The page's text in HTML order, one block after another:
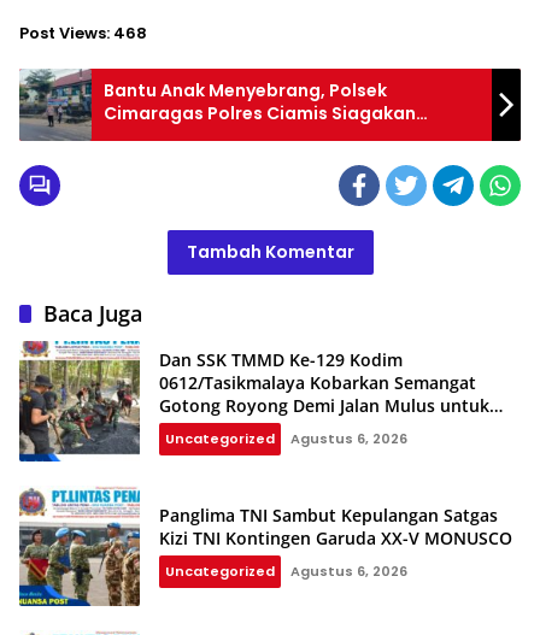
Post Views: 468
Bantu Anak Menyebrang, Polsek
Cimaragas Polres Ciamis Siagakan
Personel di Depan Sekolah
Tambah Komentar
Baca Juga
Dan SSK TMMD Ke-129 Kodim
0612/Tasikmalaya Kobarkan Semangat
Gotong Royong Demi Jalan Mulus untuk
Rakyat
Uncategorized Agustus 6, 2026
Panglima TNI Sambut Kepulangan Satgas
Kizi TNI Kontingen Garuda XX-V MONUSCO
Uncategorized Agustus 6, 2026